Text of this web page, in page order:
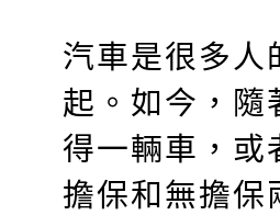
汽車是很多人
起。如今，隨
得一輛車，或
擔保和無擔保